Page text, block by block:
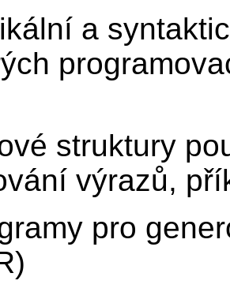
a
struktury
výrazů,
pro